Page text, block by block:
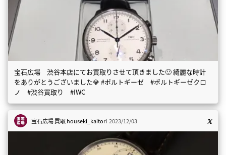
宝石広場 渋谷本店にてお買取りさせて頂きました🙂 綺麗な時計
をありがとうございました💎 #ポルトギーゼ #ポルトギーゼクロ
ノ #渋谷買取り #IWC
宝石広場 買取houseki_kaitori 2023/12/03